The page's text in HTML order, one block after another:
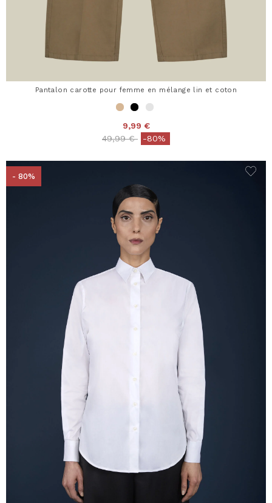
Pantalon carotte pour femme en mélange lin et coton
9,99 €
Price reduced from
49,99 €to-80%
- 80%